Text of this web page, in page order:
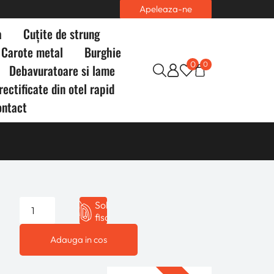
Apeleaza-ne
Cuțite de strung
Carote metal
Burghie
Debavuratoare si lame
din otel rapid
0 0
Adauga in cos
Solicita
fisa 3D